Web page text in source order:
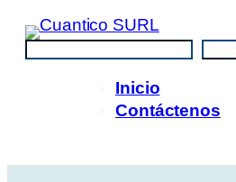
Saltar
contenido
Inicio
Contáctenos